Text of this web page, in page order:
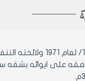
على ايوائه بشقه